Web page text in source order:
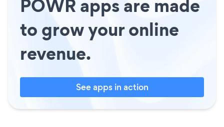
POWR apps are made
to grow your online
revenue.
See apps in action